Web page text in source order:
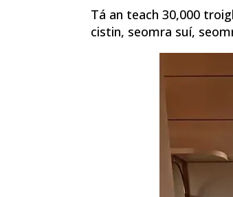
Tá an teach 30,000
cistin, seomra suí,